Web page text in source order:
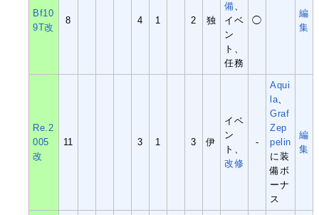
Bf10
9T改
8 4 1 2 独
備、
イベ
ン
ト、
任務
◯
編
集
Re.2
005
改
11 3 1 3 伊
イベ
ン
ト、
改修
-
Aqui
la、
Graf
Zep
pelin
に装
備ボ
ーナ
ス
編
集